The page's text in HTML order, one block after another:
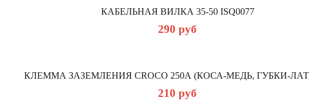
КАБЕЛЬНАЯ ВИЛКА 35-50 ISQ0077
290 руб
КЛЕММА ЗАЗЕМЛЕНИЯ CROCO 250А (КОСА-МЕДЬ, ГУБКИ-
210 руб